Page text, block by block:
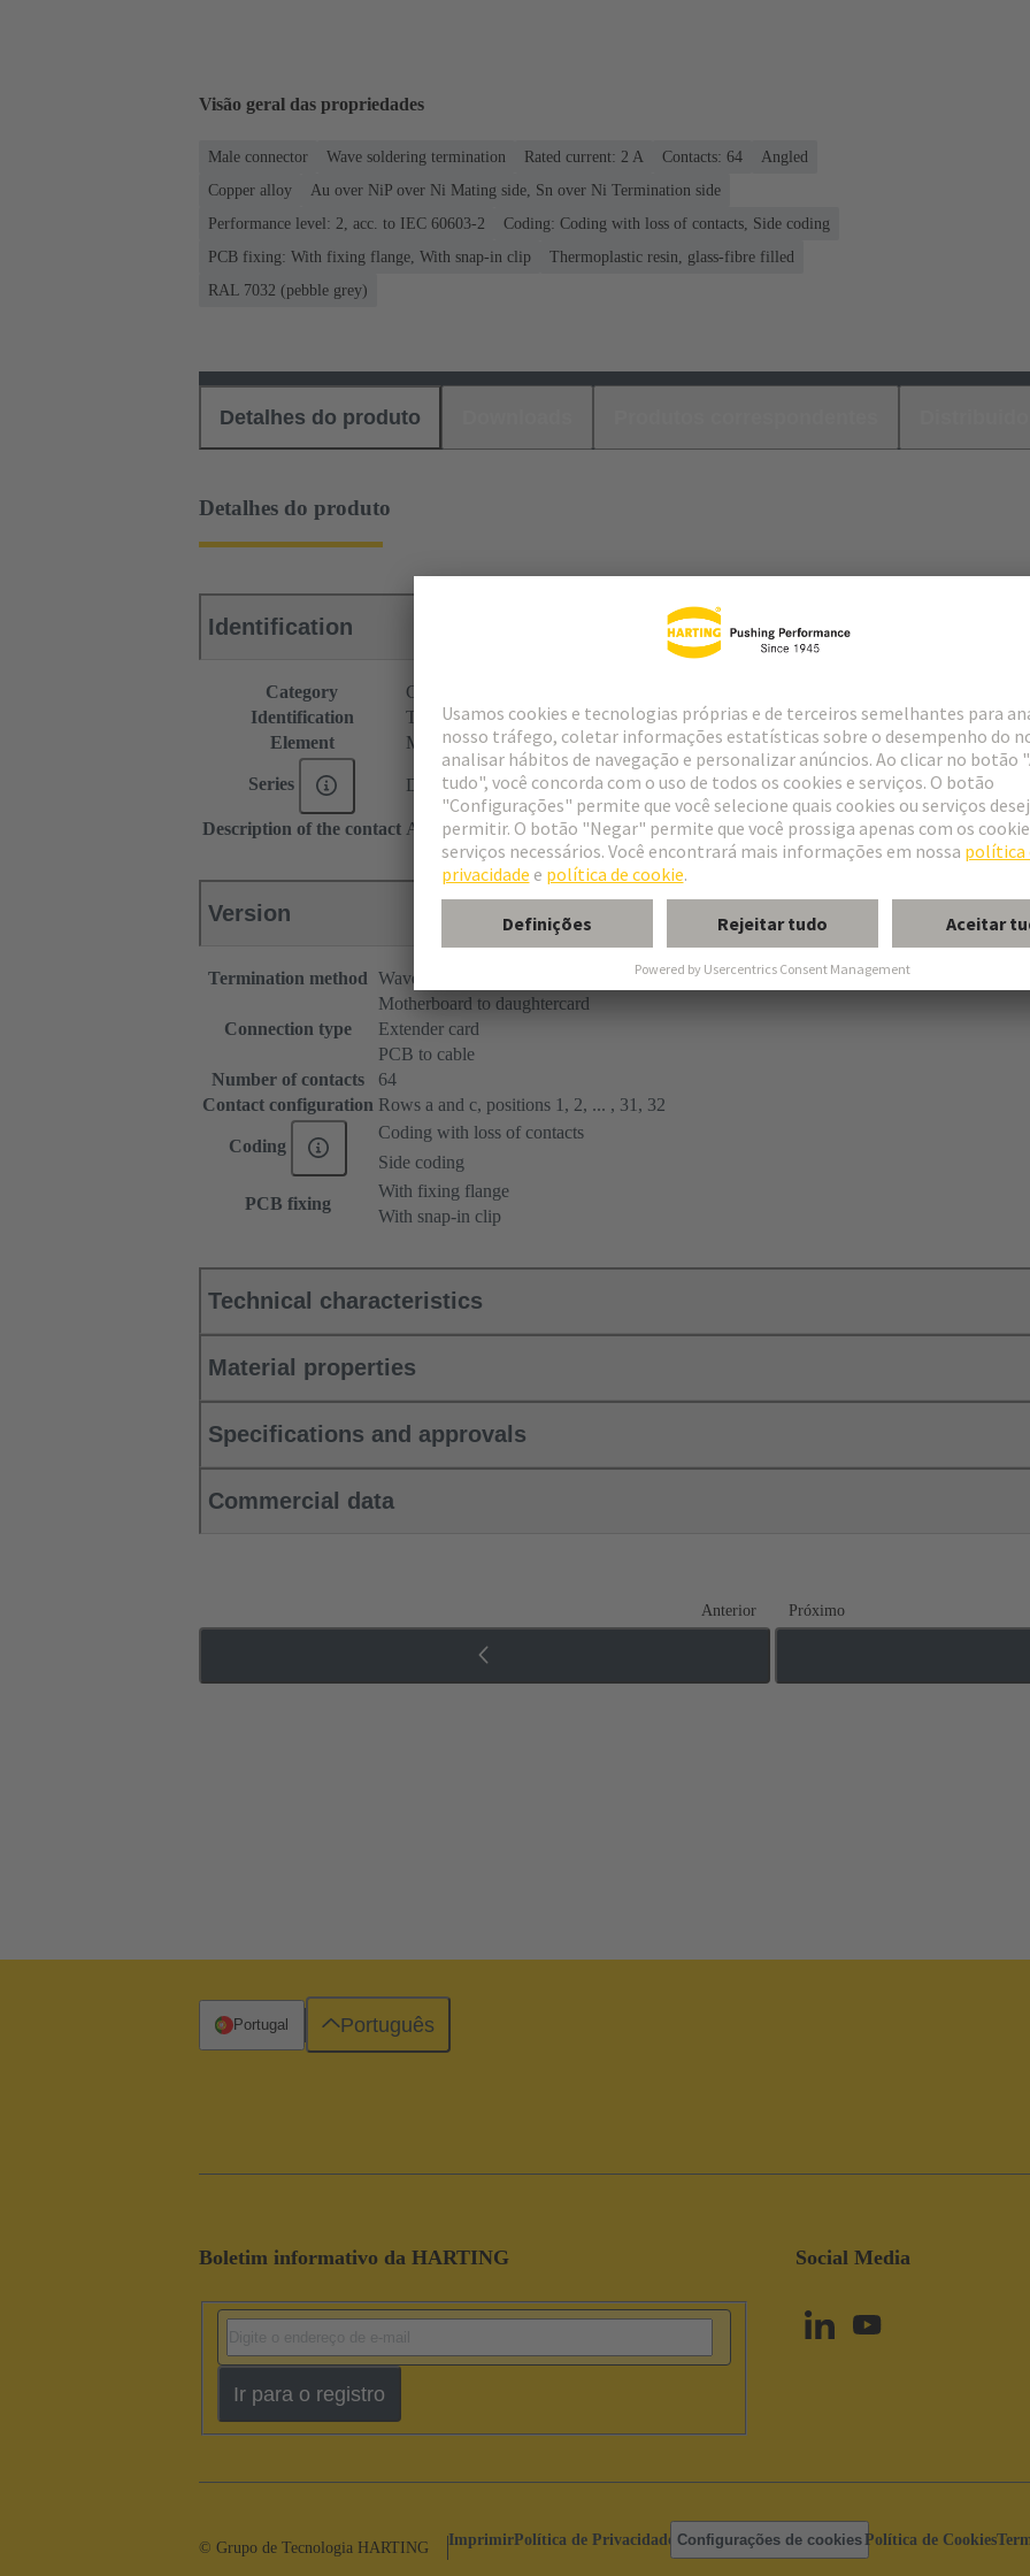
Visão geral das propriedades
Male connector Wave soldering termination Rated current: ‌2 A Contacts: 64
Angled
Copper alloy
Au over NiP over Ni Mating side, Sn over Ni Termination side
Performance level: 2, acc. to IEC 60603-2
Coding: Coding with loss of contacts, Side coding
PCB fixing: With fixing flange, With snap-in clip
Thermoplastic resin, glass-fibre filled
RAL 7032 (pebble grey)
Detalhes do produto
Detalhes do produto
Identification
Category
Connectors
Identification
Type C
Element
Male connector
Series DIN 41612
Description of the contact Angled
Version
Termination method Wave soldering termination
Connection type
Motherboard to daughtercard
Extender card
PCB to cable
Number of contacts
64
Contact configuration Rows a and c, positions 1, 2, ... , 31, 32
Coding
Coding with loss of contacts
Side coding
PCB fixing
With fixing flange
With snap-in clip
Technical characteristics
Material properties
Specifications and approvals
Commercial data
Anterior Próximo
Boletim informativo da HARTING
Ir para o registro
Social Media
Portugal Português
© Grupo de Tecnologia HARTING ImprimirPolítica de Privacidade Configurações de cookiesPolítica de Cookies